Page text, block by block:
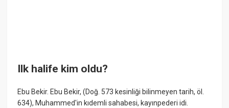
Ilk halife kim oldu?
Ebu Bekir. Ebu Bekir, (Doğ. 573 kesinliği bilinmeyen tarih, öl.
634), Muhammed'in kıdemli sahabesi, kayınpederi idi.